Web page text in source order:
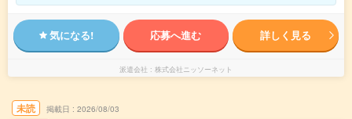
気になる! 応募へ進む 詳しく見る
派遣会社 株式会社ニッソーネット
未読 掲載日 2026/08/03